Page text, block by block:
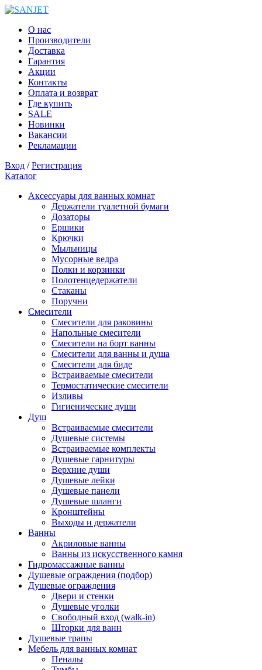
О нас
Производители
Доставка
Гарантия
Акции
Контакты
Оплата и возврат
Где купить
SALE
Новинки
Вакансии
Рекламации
Вход /Регистрация
Каталог
Аксессуары для ванных комнат
Держатели туалетной бумаги
Дозаторы
Ершики
Крючки
Мыльницы
Мусорные ведра
Полки и корзинки
Полотенцедержатели
Стаканы
Поручни
Смесители
Смесители для раковины
Напольные смесители
Смесители на борт ванны
Смесители для ванны и душа
Смесители для биде
Встраиваемые смесители
Термостатические смесители
Изливы
Гигиенические души
Душ
Встраиваемые смесители
Душевые системы
Встраиваемые комплекты
Душевые гарнитуры
Верхние души
Душевые лейки
Душевые панели
Душевые шланги
Кронштейны
Выходы и держатели
Ванны
Акриловые ванны
Ванны из искусственного камня
Гидромассажные ванны
Душевые ограждения (подбор)
Душевые ограждения
Двери и стенки
Душевые уголки
Свободный вход (walk-in)
Шторки для ванн
Душевые трапы
Мебель для ванных комнат
Пеналы